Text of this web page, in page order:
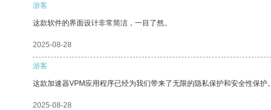
游客
这款软件的界面设计非常简洁，一目了然。
2025-08-28
游客
这款加速器VPM应用程序已经为我们带来了无限的隐私保护和安全性保护。
2025-08-28